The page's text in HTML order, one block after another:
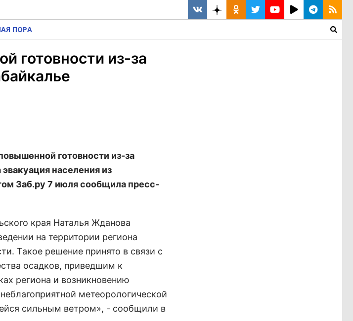
ПОРА
готовности из-за
готовности из-за
населения из
Заб.ру 7 июля сообщила пресс-
края Наталья Жданова
на территории региона
Такое решение принято в связи с
осадков, приведшим к
региона и возникновению
метеорологической
сильным ветром», - сообщили в